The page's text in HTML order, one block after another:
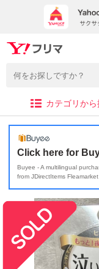
カテゴリから
Click here for
Buyee - A multilingual
from JDirectItems